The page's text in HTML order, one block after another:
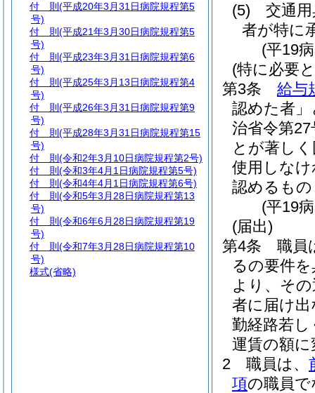
(5)
交通
者が特に
(平19
(特に必要
第3条
給与
認めた者」
治省令第27
とが著し
使用しな
認めるも
(平19
(届出)
第4条
職員
るの要件
より、そ
者に届け
勤経路若
運賃の額
2
職員は、
項の職員
付 則 (平成20年3月31日病院規程第5
号)
付 則 (平成21年3月30日病院規程第5
号)
付 則 (平成23年3月31日病院規程第6
号)
付 則 (平成25年3月13日病院規程第4
号)
付 則 (平成26年3月31日病院規程第9
号)
付 則 (平成28年3月31日病院規程第15
号)
付 則 (令和2年3月10日病院規程第2号)
付 則 (令和3年4月1日病院規程第5号)
付 則 (令和4年4月1日病院規程第6号)
付 則 (令和5年3月28日病院規程第13
号)
付 則 (令和6年6月28日病院規程第19
号)
付 則 (令和7年3月28日病院規程第10
号)
様式(省略)